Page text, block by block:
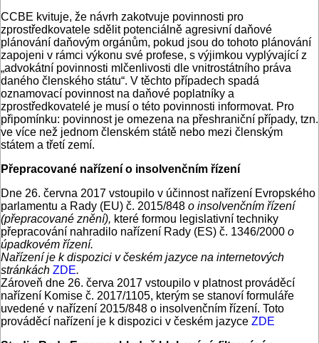
CCBE kvituje, že návrh zakotvuje povinnosti pro
zprostředkovatele sdělit potenciálně agresivní daňové
plánování daňovým orgánům, pokud jsou do tohoto plánování
zapojeni v rámci výkonu své profese, s výjimkou vyplývající z
„advokátní povinnosti mlčenlivosti dle vnitrostátního práva
daného členského státu“. V těchto případech spadá
oznamovací povinnost na daňové poplatníky a
zprostředkovatelé je musí o této povinnosti informovat. Pro
připomínku: povinnost je omezena na přeshraniční případy, tzn.
ve více než jednom členském státě nebo mezi členským
státem a třetí zemí.
Přepracované nařízení o insolvenčním řízení
Dne 26. června 2017 vstoupilo v účinnost nařízení Evropského
parlamentu a Rady (EU) č. 2015/848 o insolvenčním řízení
(přepracované znění), které formou legislativní techniky
přepracování nahradilo nařízení Rady (ES) č. 1346/2000 o
úpadkovém řízení.
Nařízení je k dispozici v českém jazyce na internetových
stránkách ZDE.
Zároveň dne 26. červa 2017 vstoupilo v platnost prováděcí
nařízení Komise č. 2017/1105, kterým se stanoví formuláře
uvedené v nařízení 2015/848 o insolvenčním řízení. Toto
prováděcí nařízení je k dispozici v českém jazyce ZDE